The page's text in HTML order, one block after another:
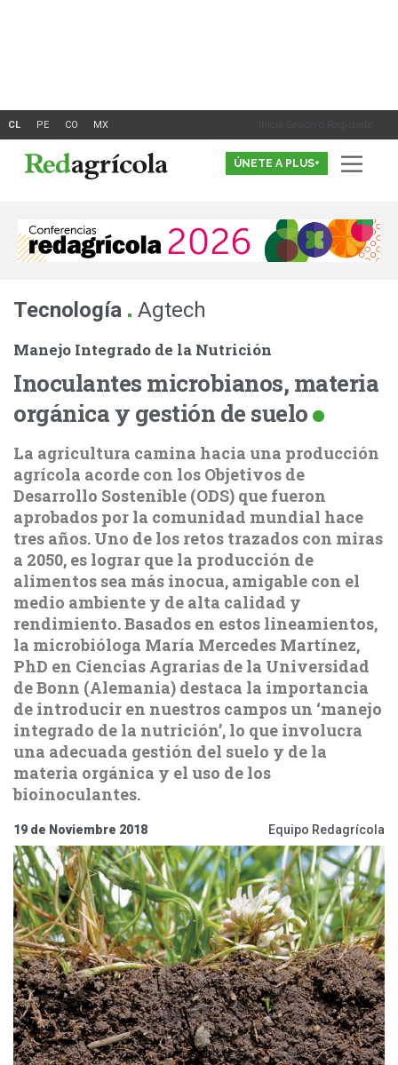
Inicia Sesión o Registrate
ÚNETE A PLUS+
Tecnología . Agtech
Manejo Integrado de la Nutrición
Inoculantes microbianos, materia
orgánica y gestión de suelo
La agricultura camina hacia una producción
agrícola acorde con los Objetivos de
Desarrollo Sostenible (ODS) que fueron
aprobados por la comunidad mundial hace
tres años. Uno de los retos trazados con miras
a 2050, es lograr que la producción de
alimentos sea más inocua, amigable con el
medio ambiente y de alta calidad y
rendimiento. Basados en estos lineamientos,
la microbióloga María Mercedes Martínez,
PhD en Ciencias Agrarias de la Universidad
de Bonn (Alemania) destaca la importancia
de introducir en nuestros campos un ‘manejo
integrado de la nutrición’, lo que involucra
una adecuada gestión del suelo y de la
materia orgánica y el uso de los
bioinoculantes.
19 de Noviembre 2018 Equipo Redagrícola